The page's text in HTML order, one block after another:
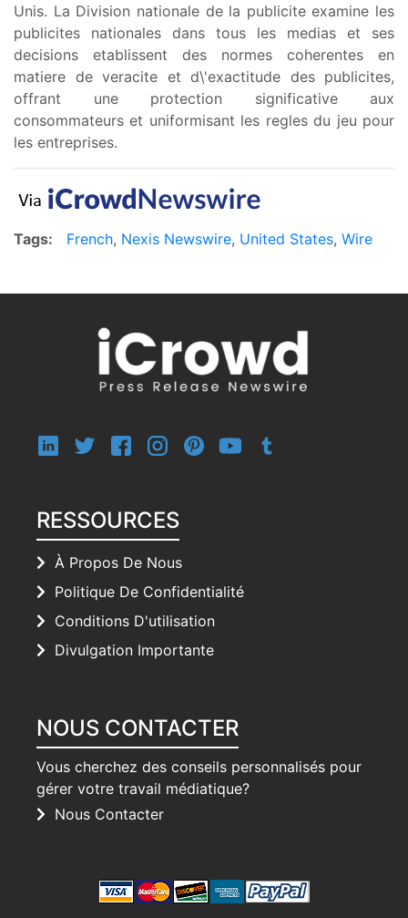
Unis. La Division nationale de la publicite examine les
publicites nationales dans tous les medias et ses
decisions etablissent des normes coherentes en
matiere de veracite et d\'exactitude des publicites,
offrant une protection significative aux
consommateurs et uniformisant les regles du jeu pour
les entreprises.
Tags: French, Nexis Newswire, United States, Wire
RESSOURCES
À Propos De Nous
Politique De Confidentialité
Conditions D'utilisation
Divulgation Importante
NOUS CONTACTER
Vous cherchez des conseils personnalisés pour
gérer votre travail médiatique?
Nous Contacter